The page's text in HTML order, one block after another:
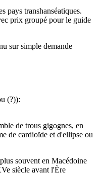
pays transhanséatiques.
prix groupé pour le guide
sur simple demande
(?)):
de trous gigognes, en
de cardioïde et d'ellipse ou
souvent en Macédoine
siècle avant l'Ère